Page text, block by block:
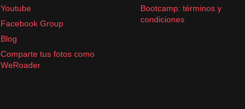
Youtube
Facebook Group
Blog
Comparte tus fotos como
WeRoader
Bootcamp: términos y
condiciones